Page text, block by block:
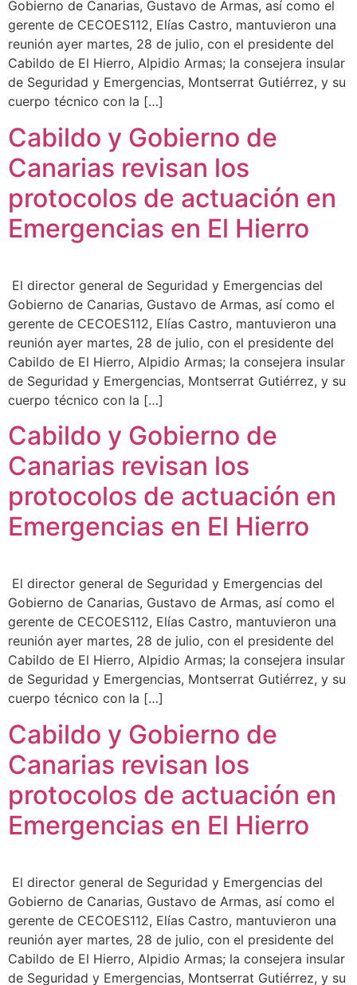
Gobierno de Canarias, Gustavo de Armas, así como el
gerente de CECOES112, Elías Castro, mantuvieron una
reunión ayer martes, 28 de julio, con el presidente del
Cabildo de El Hierro, Alpidio Armas; la consejera insular
de Seguridad y Emergencias, Montserrat Gutiérrez, y su
cuerpo técnico con la […]
Cabildo y Gobierno de
Canarias revisan los
protocolos de actuación en
Emergencias en El Hierro
El director general de Seguridad y Emergencias del
Gobierno de Canarias, Gustavo de Armas, así como el
gerente de CECOES112, Elías Castro, mantuvieron una
reunión ayer martes, 28 de julio, con el presidente del
Cabildo de El Hierro, Alpidio Armas; la consejera insular
de Seguridad y Emergencias, Montserrat Gutiérrez, y su
cuerpo técnico con la […]
Cabildo y Gobierno de
Canarias revisan los
protocolos de actuación en
Emergencias en El Hierro
El director general de Seguridad y Emergencias del
Gobierno de Canarias, Gustavo de Armas, así como el
gerente de CECOES112, Elías Castro, mantuvieron una
reunión ayer martes, 28 de julio, con el presidente del
Cabildo de El Hierro, Alpidio Armas; la consejera insular
de Seguridad y Emergencias, Montserrat Gutiérrez, y su
cuerpo técnico con la […]
Cabildo y Gobierno de
Canarias revisan los
protocolos de actuación en
Emergencias en El Hierro
El director general de Seguridad y Emergencias del
Gobierno de Canarias, Gustavo de Armas, así como el
gerente de CECOES112, Elías Castro, mantuvieron una
reunión ayer martes, 28 de julio, con el presidente del
Cabildo de El Hierro, Alpidio Armas; la consejera insular
de Seguridad y Emergencias, Montserrat Gutiérrez, y su